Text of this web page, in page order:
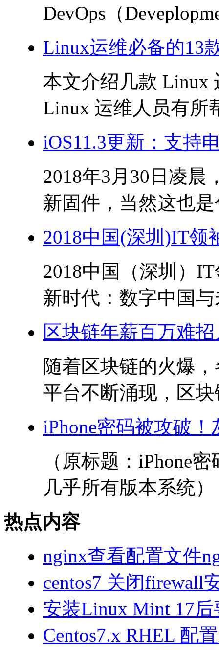
DevOps（
Linux运维必备的13
本文介绍几款 Linux
Linux 运维人员有所
iOS11.3更新：支持
2018年3月30日凌晨
新固件，当然这也
2018中国(深圳)IT领
2018中国（深圳）
新时代：数字中国
区块链年薪百万难
随着区块链的火爆
平台不断涌现，区
iPhone密码被攻破
（原标题：iPhone
几乎所有版本系统
热点内容
nginx查看配置文件
centos7 关闭firewall
安装Linux Mint 17后
Centos7.x RHEL 配